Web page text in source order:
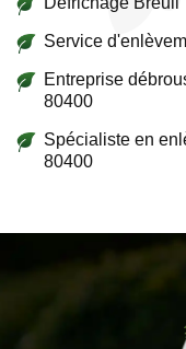
Service
Entreprise
80400
Spécialiste en
80400